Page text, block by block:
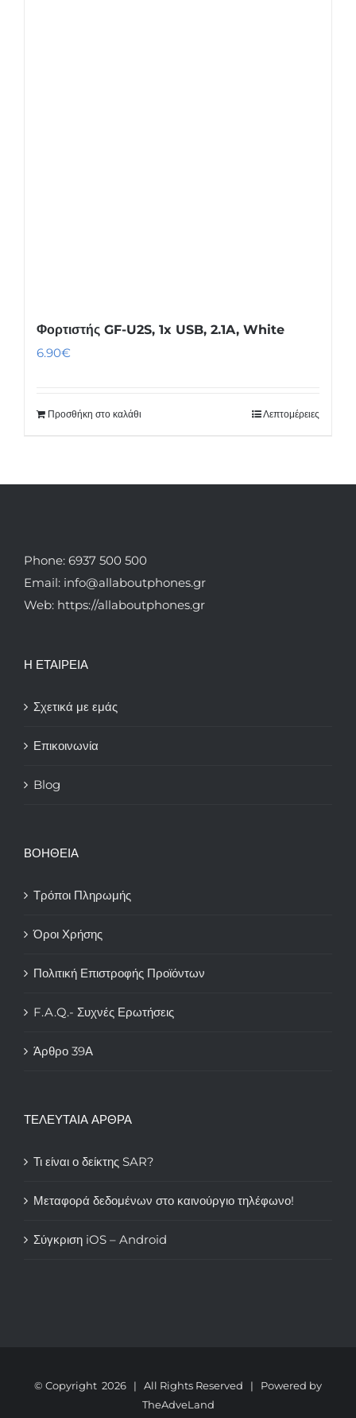
Φορτιστής GF-U2S, 1x USB, 2.1A, White
6.90€
Προσθήκη στο καλάθι Λεπτομέρειες
Phone: 6937 500 500
Email: info@allaboutphones.gr
Web: https://allaboutphones.gr
Η ΕΤΑΙΡΕΙΑ
Σχετικά με εμάς
Επικοινωνία
Blog
ΒΟΗΘΕΙΑ
Τρόποι Πληρωμής
Όροι Χρήσης
Πολιτική Επιστροφής Προϊόντων
F.A.Q.- Συχνές Ερωτήσεις
Άρθρο 39Α
ΤΕΛΕΥΤΑΙΑ ΑΡΘΡΑ
Τι είναι ο δείκτης SAR?
Μεταφορά δεδομένων στο καινούργιο τηλέφωνο!
Σύγκριση iOS – Android
© Copyright 2026 | All Rights Reserved | Powered by
TheAdveLand